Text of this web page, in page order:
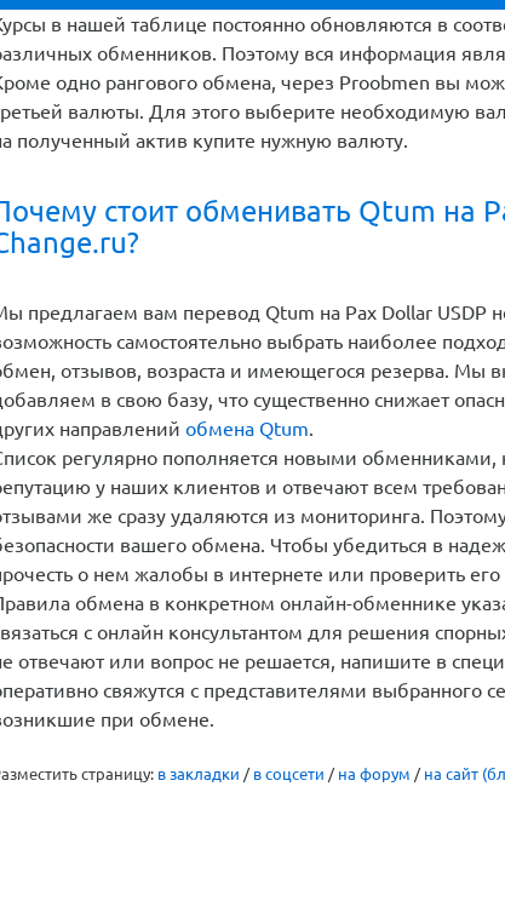
в нашей таблице постоянно обновляются в
обменников. Поэтому вся информация
одно рангового обмена, через Proobmen вы
валюты. Для этого выберите необходимую
полученный актив купите нужную валюту.
стоит обменивать Qtum на
предлагаем вам перевод Qtum на Pax Dollar USDP
самостоятельно выбрать наиболее
отзывов, возраста и имеющегося резерва. Мы
в свою базу, что существенно снижает
направлений обмена Qtum.
регулярно пополняется новыми
у наших клиентов и отвечают всем
же сразу удаляются из мониторинга.
вашего обмена. Чтобы убедиться в
о нем жалобы в интернете или проверить его
обмена в конкретном онлайн-обменнике
с онлайн консультантом для решения
отвечают или вопрос не решается, напишите в
свяжутся с представителями выбранного
при обмене.
страницу: в закладки / в соцсети / на форум / на сайт